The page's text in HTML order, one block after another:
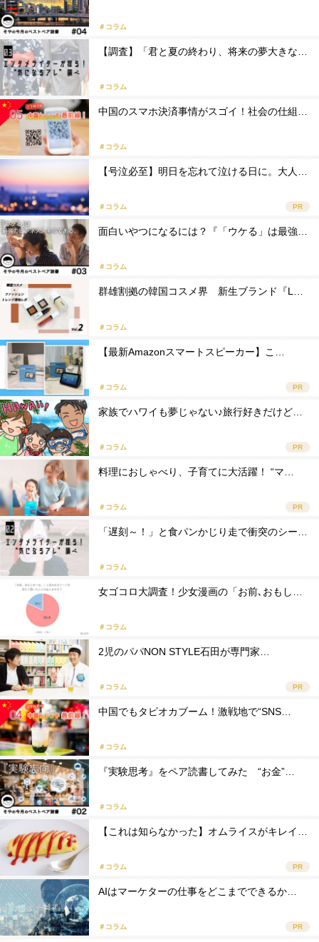
＃コラム
【調査】「君と夏の終わり、将来の夢大きな…
＃コラム
中国のスマホ決済事情がスゴイ！社会の仕組…
＃コラム
【号泣必至】明日を忘れて泣ける日に。大人…
＃コラム PR
面白いやつになるには？『「ウケる」は最強…
＃コラム
群雄割拠の韓国コスメ界 新生ブランド『L…
＃コラム
【最新Amazonスマートスピーカー】こ…
＃コラム PR
家族でハワイも夢じゃない♪旅行好きだけど…
＃コラム PR
料理におしゃべり、子育てに大活躍！ “マ…
＃コラム PR
「遅刻～！」と食パンかじり走で衝突のシー…
＃コラム
女ゴコロ大調査！少女漫画の「お前､おもし…
＃コラム
2児のパパNON STYLE石田が専門家…
＃コラム PR
中国でもタピオカブーム！激戦地で“SNS…
＃コラム
『実験思考』をペア読書してみた “お金”…
＃コラム
【これは知らなかった】オムライスがキレイ…
＃コラム PR
AIはマーケターの仕事をどこまでできるか…
＃コラム PR